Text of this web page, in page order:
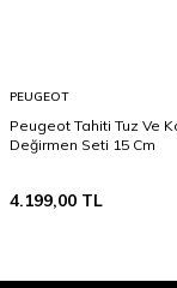
PEUGEOT
Peugeot Tahiti Tuz Ve
Değirmen Seti 15 Cm
4.199,00 TL